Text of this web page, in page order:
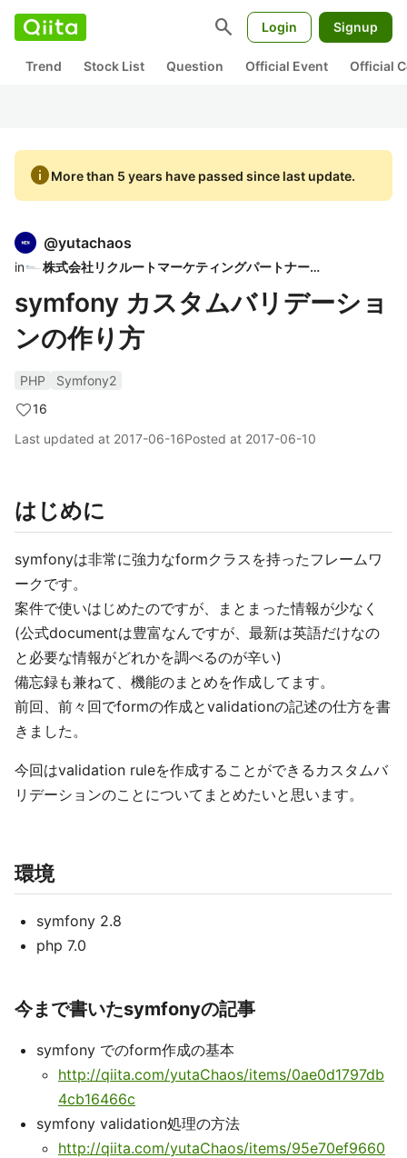
search Login Signup
Trend Stock List Question Official Event Official
infoMore than 5 years have passed since last update.
@yutachaos
in 株式会社リクルートマーケティングパートナーズ
symfony カスタムバリデーショ
ンの作り方
PHP
Symfony2
16
Last updated at 2017-06-16Posted at 2017-06-10
はじめに
symfonyは非常に強力なformクラスを持ったフレームワ
ークです。
案件で使いはじめたのですが、まとまった情報が少なく
(公式documentは豊富なんですが、最新は英語だけなの
と必要な情報がどれかを調べるのが辛い)
備忘録も兼ねて、機能のまとめを作成してます。
前回、前々回でformの作成とvalidationの記述の仕方を書
きました。
今回はvalidation ruleを作成することができるカスタムバ
リデーションのことについてまとめたいと思います。
環境
symfony 2.8
php 7.0
今まで書いたsymfonyの記事
symfony でのform作成の基本
http://qiita.com/yutaChaos/items/0ae0d1797db
4cb16466c
symfony validation処理の方法
http://qiita.com/yutaChaos/items/95e70ef9660